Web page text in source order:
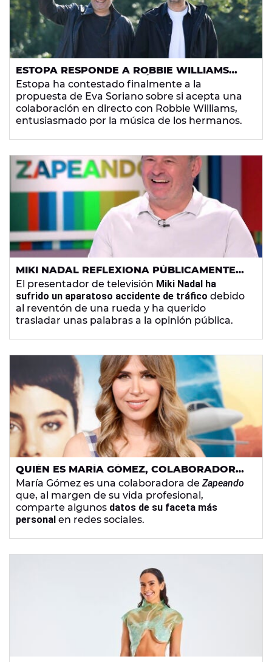
ESTOPA RESPONDE A ROBBIE WILLIAMS
SOBRE SU COLABORACIÓN: "VAMOS A
QUEDAR CON ÉL"
Estopa ha contestado finalmente a la
propuesta de Eva Soriano sobre si acepta una
colaboración en directo con Robbie Williams,
entusiasmado por la música de los hermanos.
MIKI NADAL REFLEXIONA PÚBLICAMENTE
TRAS SUFRIR UN GRAVE ACCIDENTE
El presentador de televisión Miki Nadal ha
sufrido un aparatoso accidente de tráfico debido
al reventón de una rueda y ha querido
trasladar unas palabras a la opinión pública.
QUIÉN ES MARÍA GÓMEZ, COLABORADORA
DE 'ZAPEANDO': SU EDAD, SUS AFICIONES,
¿Y SU PARENTESCO CON RICARDO GÓMEZ?
María Gómez es una colaboradora deZapeando
que, al margen de su vida profesional,
comparte algunos datos de su faceta más
personal en redes sociales.